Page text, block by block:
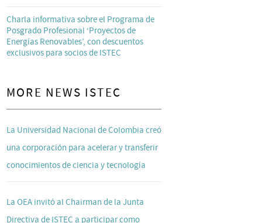
Charla informativa sobre el Programa de
Posgrado Profesional ‘Proyectos de
Energías Renovables’, con descuentos
exclusivos para socios de ISTEC
MORE NEWS ISTEC
La Universidad Nacional de Colombia creó
una corporación para acelerar y transferir
conocimientos de ciencia y tecnología
La OEA invitó al Chairman de la Junta
Directiva de ISTEC a participar como